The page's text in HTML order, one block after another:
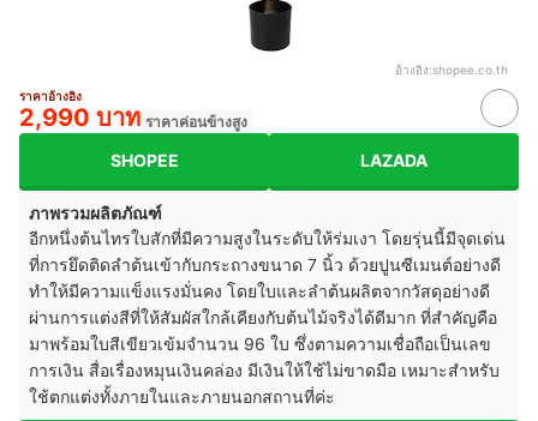
อ้างอิง:shopee.co.th
ราคาอ้างอิง
2,990 บาท ราคาค่อนข้างสูง
SHOPEE LAZADA
ภาพรวมผลิตภัณฑ์
อีกหนึ่งต้นไทรใบสักที่มีความสูงในระดับให้ร่มเงา โดยรุ่นนี้มีจุดเด่น
ที่การยึดติดลำต้นเข้ากับกระถางขนาด 7 นิ้ว ด้วยปูนซีเมนต์อย่างดี
ทำให้มีความแข็งแรงมั่นคง โดยใบและลำต้นผลิตจากวัสดุอย่างดี
ผ่านการแต่งสีที่ให้สัมผัสใกล้เคียงกับต้นไม้จริงได้ดีมาก ที่สำคัญคือ
มาพร้อมใบสีเขียวเข้มจำนวน 96 ใบ ซึ่งตามความเชื่อถือเป็นเลข
การเงิน สื่อเรื่องหมุนเงินคล่อง มีเงินให้ใช้ไม่ขาดมือ เหมาะสำหรับ
ใช้ตกแต่งทั้งภายในและภายนอกสถานที่ค่ะ